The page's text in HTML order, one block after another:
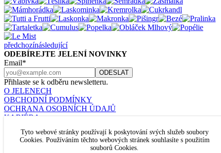
předchozínásledující
ODEBÍREJTE JELENÍ NOVINKY
Email*
Přihlaste se k odběru newsletteru.
O JELENECH
OBCHODNÍ PODMÍNKY
OCHRANA OSOBNÍCH ÚDAJŮ
KARIÉRA
Nastavení cookies
JELENÍ ŠPERKY
Tyto webové stránky používají k poskytování svých služeb soubory
Cookies. Používáním těchto webových stránek souhlasíte s použitím
souborů Cookies.